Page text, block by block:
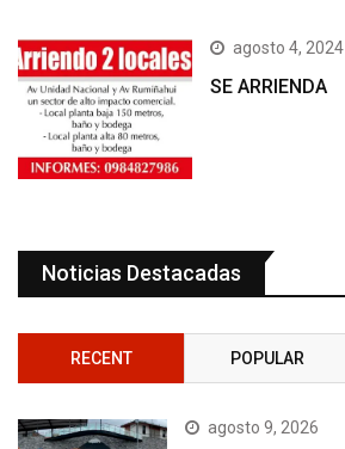
agosto 4, 2024
SE ARRIENDA
Noticias Destacadas
RECENT POPULAR
agosto 9, 2026